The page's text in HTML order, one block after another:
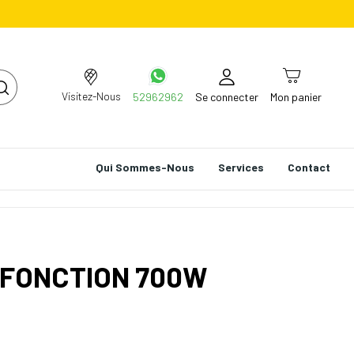
Visitez-Nous 52962962 Se connecter Mon panier
Qui Sommes-Nous Services Contact
700W